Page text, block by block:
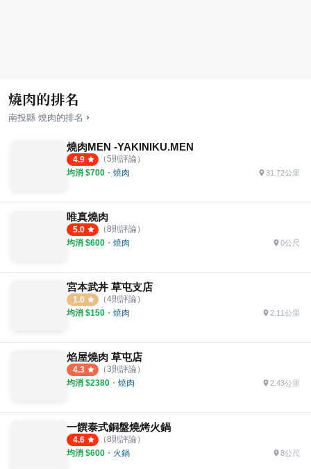
燒肉的排名
南投縣 燒肉的排名 ›
燒肉MEN -YAKINIKU.MEN
4.9 （5則評論）
均消 $700 ・ 燒肉 31.72公里
唯真燒肉
5.0 （8則評論）
均消 $600 ・ 燒肉 0公尺
宮本武丼 草屯支店
1.0 （4則評論）
均消 $150 ・ 燒肉 2.11公里
焰屋燒肉 草屯店
4.3 （3則評論）
均消 $2380 ・ 燒肉 2.43公里
一饌泰式銅盤燒烤火鍋
4.6 （8則評論）
均消 $600 ・ 火鍋 8公尺